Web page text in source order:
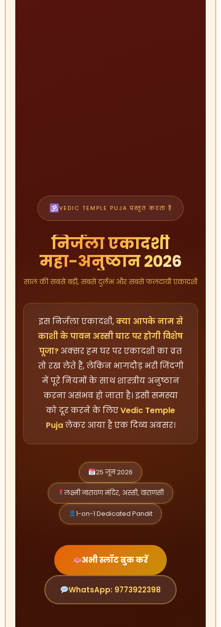
VEDIC TEMPLE PUJA प्रस्तुत करता है
निर्जला एकादशी
महा-अनुष्ठान 2026
साल की सबसे बड़ी, सबसे दुर्लभ और सबसे फलदायी एकादशी
इस निर्जला एकादशी,क्या आपके नाम से
काशी के पावन अस्सी घाट पर होगी विशेष
पूजा?अक्सर हम घर पर एकादशी का व्रत
तो रख लेते हैं, लेकिन भागदौड़ भरी जिंदगी
में पूरे नियमों के साथ शास्त्रीय अनुष्ठान
करना असंभव हो जाता है। इसी समस्या
को दूर करने के लिएVedic Temple
Pujaलेकर आया है एक दिव्य अवसर।
25 जून 2026
लक्ष्मी नारायण मंदिर, अस्सी, वाराणसी
1-on-1 Dedicated Pandit
अभी स्लॉट बुक करें
WhatsApp: 9773922398